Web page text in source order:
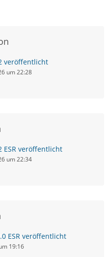
veröffentlicht
um 22:28
ESR veröffentlicht
um 22:34
ESR veröffentlicht
19:16